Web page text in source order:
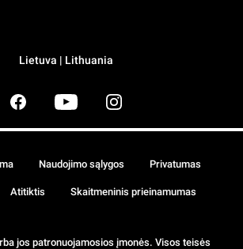
Lietuva | Lithuania
jos patronuojamosios įmonės. Visos teisės
Naudojimo sąlygos Privatumas
Atitiktis Skaitmeninis prieinamumas